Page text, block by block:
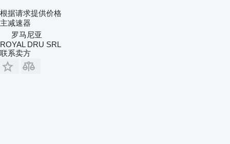
根据请求提供价格
主减速器
罗马尼亚
ROYAL DRU SRL
联系卖方